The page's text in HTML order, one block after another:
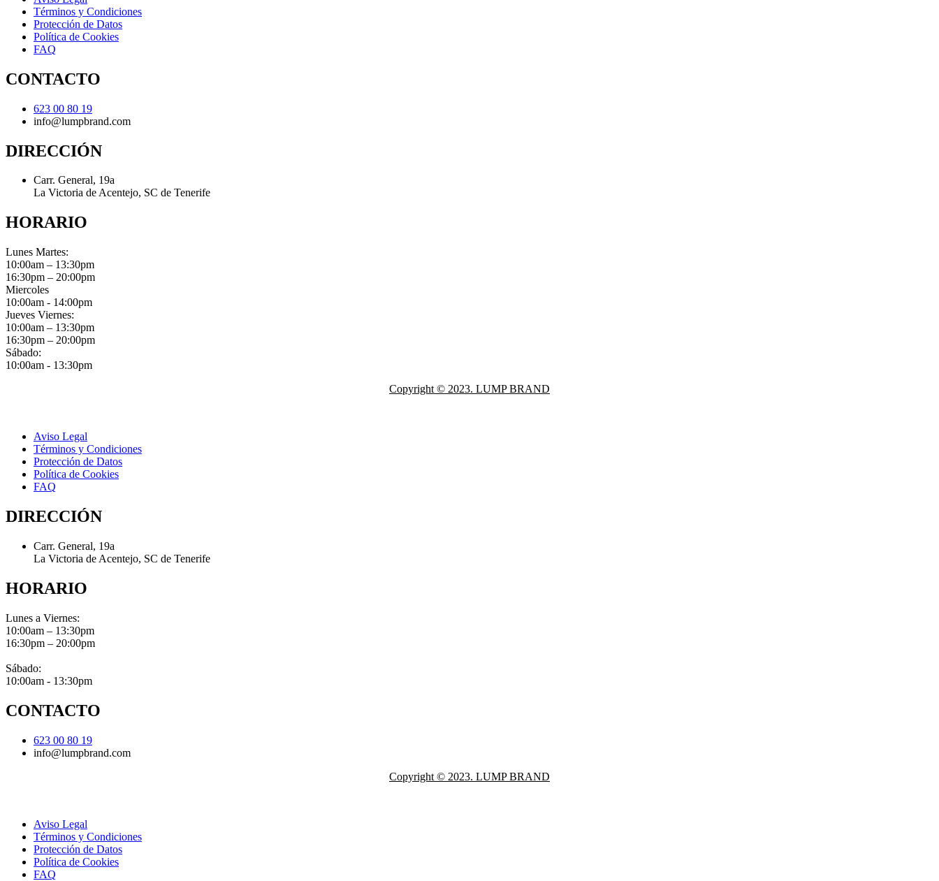
Términos y Condiciones
Protección de Datos
Política de Cookies
FAQ
CONTACTO
623 00 80 19
info@lumpbrand.com
DIRECCIÓN
Carr. General, 19a
La Victoria de Acentejo, SC de Tenerife
HORARIO
Lunes Martes:
10:00am – 13:30pm
16:30pm – 20:00pm
Miercoles
10:00am - 14:00pm
Jueves Viernes:
10:00am – 13:30pm
16:30pm – 20:00pm
Sábado:
10:00am - 13:30pm
Copyright © 2023. LUMP BRAND
Aviso Legal
Términos y Condiciones
Protección de Datos
Política de Cookies
FAQ
DIRECCIÓN
Carr. General, 19a
La Victoria de Acentejo, SC de Tenerife
HORARIO
Lunes a Viernes:
10:00am – 13:30pm
16:30pm – 20:00pm
Sábado:
10:00am - 13:30pm
CONTACTO
623 00 80 19
info@lumpbrand.com
Copyright © 2023. LUMP BRAND
Aviso Legal
Términos y Condiciones
Protección de Datos
Política de Cookies
FAQ